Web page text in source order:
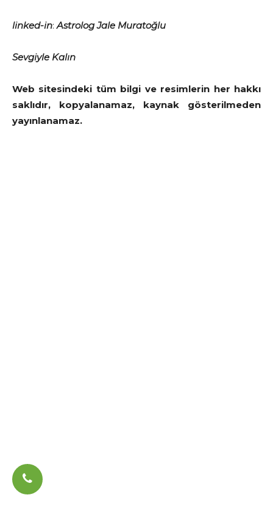
linked-in:Astrolog Jale Muratoğlu
Sevgiyle Kalın
Web sitesindeki tüm bilgi ve resimlerin her hakkı
saklıdır, kopyalanamaz, kaynak gösterilmeden
yayınlanamaz.